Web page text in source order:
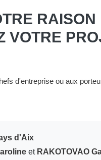
RAISON
VOTRE
d'entreprise ou aux
d'Aix
etRAKOTOVAO